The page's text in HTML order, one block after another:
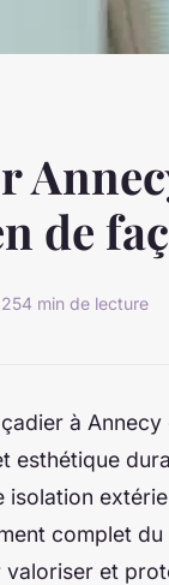
de
4 min de lecture
à
esthétique
isolation
complet
valoriser et